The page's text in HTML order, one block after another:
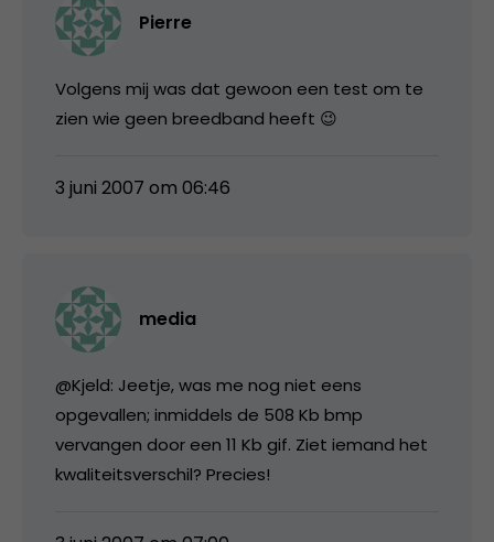
Pierre
Volgens mij was dat gewoon een test om te
zien wie geen breedband heeft 😉
3 juni 2007 om 06:46
media
@Kjeld: Jeetje, was me nog niet eens
opgevallen; inmiddels de 508 Kb bmp
vervangen door een 11 Kb gif. Ziet iemand het
kwaliteitsverschil? Precies!